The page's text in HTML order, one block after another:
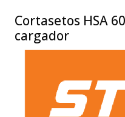
Cortasetos HSA
cargador